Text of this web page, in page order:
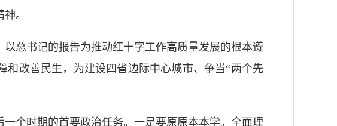
。
总书记的报告为推动红十字工作高质量发展的根本遵
改善民生，为建设四省边际中心城市、争当“两个先
个时期的首要政治任务。一是要原原本本学。全面理